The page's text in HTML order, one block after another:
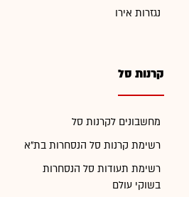
נגזרות אירו
קרנות סל
מחשבונים לקרנות סל
רשימת קרנות סל הנסחרות בת"א
רשימת תעודות סל הנסחרות
בשוקי עולם